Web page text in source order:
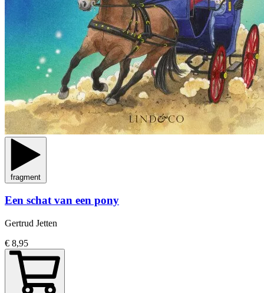
fragment
Een schat van een pony
Gertrud Jetten
€ 8,95